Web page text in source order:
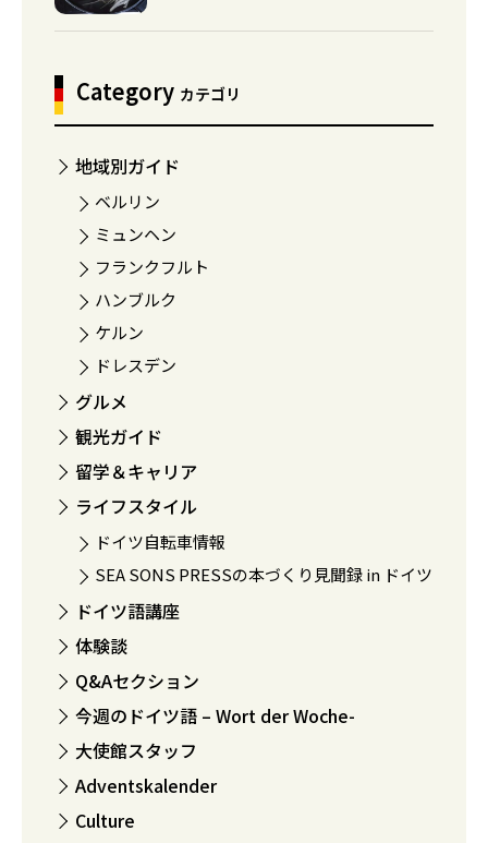
Category カテゴリ
地域別ガイド
ベルリン
ミュンヘン
フランクフルト
ハンブルク
ケルン
ドレスデン
グルメ
観光ガイド
留学＆キャリア
ライフスタイル
ドイツ自転車情報
SEA SONS PRESSの本づくり見聞録 in ドイツ
ドイツ語講座
体験談
Q&Aセクション
今週のドイツ語 – Wort der Woche-
大使館スタッフ
Adventskalender
Culture